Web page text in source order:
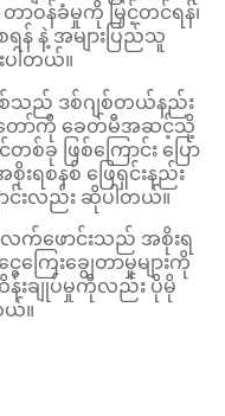
ာဝန်ခံမှုကို မြှင့်တင်ရန်၊
နဲ့ အများပြည်သူ
ါတယ်။
စ်သည် ဒစ်ဂျစ်တယ်နည်း
တော်ကို ခေတ်မီအဆင့်သို့
ခု ဖြစ်ကြောင်း ပြော
းရစနစ် ဖြေရှင်းနည်း
ာင်းလည်း ဆိုပါတယ်။
က်ဖောင်းသည် အစိုးရ
ကြေးချွေတာမှုများကို
ထိန်းချုပ်မှုကိုလည်း ပိုမို
ယ်။